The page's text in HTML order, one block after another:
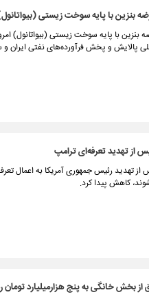
بنزین با پایه سوخت زیستی
بنزین با پایه سوخت زیستی (بیواتانول)
پالایش و پخش فرآورده‌های نفتی ایران و
از تهدید تعرفه‌ای ترامپ
کاهش پیدا کرد.
بخش خانگی به پنج هزارمیلیارد تومان